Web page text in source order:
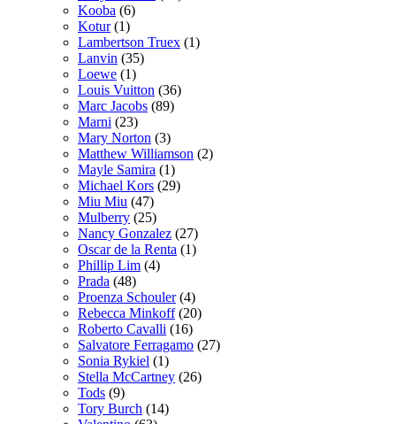
Kooba (6)
Kotur(1)
Lambertson Truex (1)
Lanvin (35)
Loewe (1)
Louis Vuitton (36)
Marc Jacobs (89)
Marni (23)
Mary Norton (3)
Matthew Williamson (2)
Mayle Samira (1)
Michael Kors (29)
Miu Miu (47)
Mulberry (25)
Nancy Gonzalez (27)
Oscar de la Renta (1)
Phillip Lim (4)
Prada (48)
Proenza Schouler(4)
Rebecca Minkoff(20)
Roberto Cavalli (16)
Salvatore Ferragamo (27)
Sonia Rykiel (1)
Stella McCartney (26)
Tods (9)
Tory Burch (14)